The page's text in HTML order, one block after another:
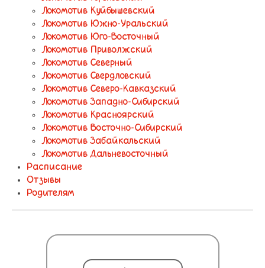
Локомотив Куйбышевский
Локомотив Южно-Уральский
Локомотив Юго-Восточный
Локомотив Приволжский
Локомотив Северный
Локомотив Свердловский
Локомотив Северо-Кавказский
Локомотив Западно-Сибирский
Локомотив Красноярский
Локомотив Восточно-Сибирский
Локомотив Забайкальский
Локомотив Дальневосточный
Расписание
Отзывы
Родителям